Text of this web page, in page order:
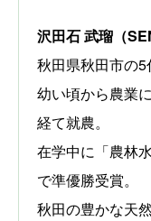
沢田石 武瑠（
秋田県秋田市の5
幼い頃から農業
経て就農。
在学中に「農林
で準優勝受賞。
秋田の豊かな天